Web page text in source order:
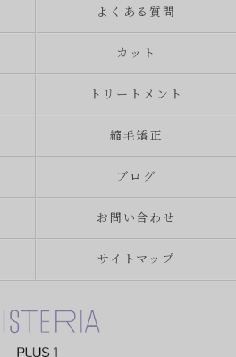
よくある質問
カット
トリートメント
縮毛矯正
ブログ
お問い合わせ
サイトマップ